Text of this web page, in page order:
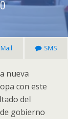
Mail SMS
nueva
con este
del
gobierno